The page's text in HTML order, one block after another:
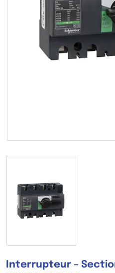
Interrupteur –